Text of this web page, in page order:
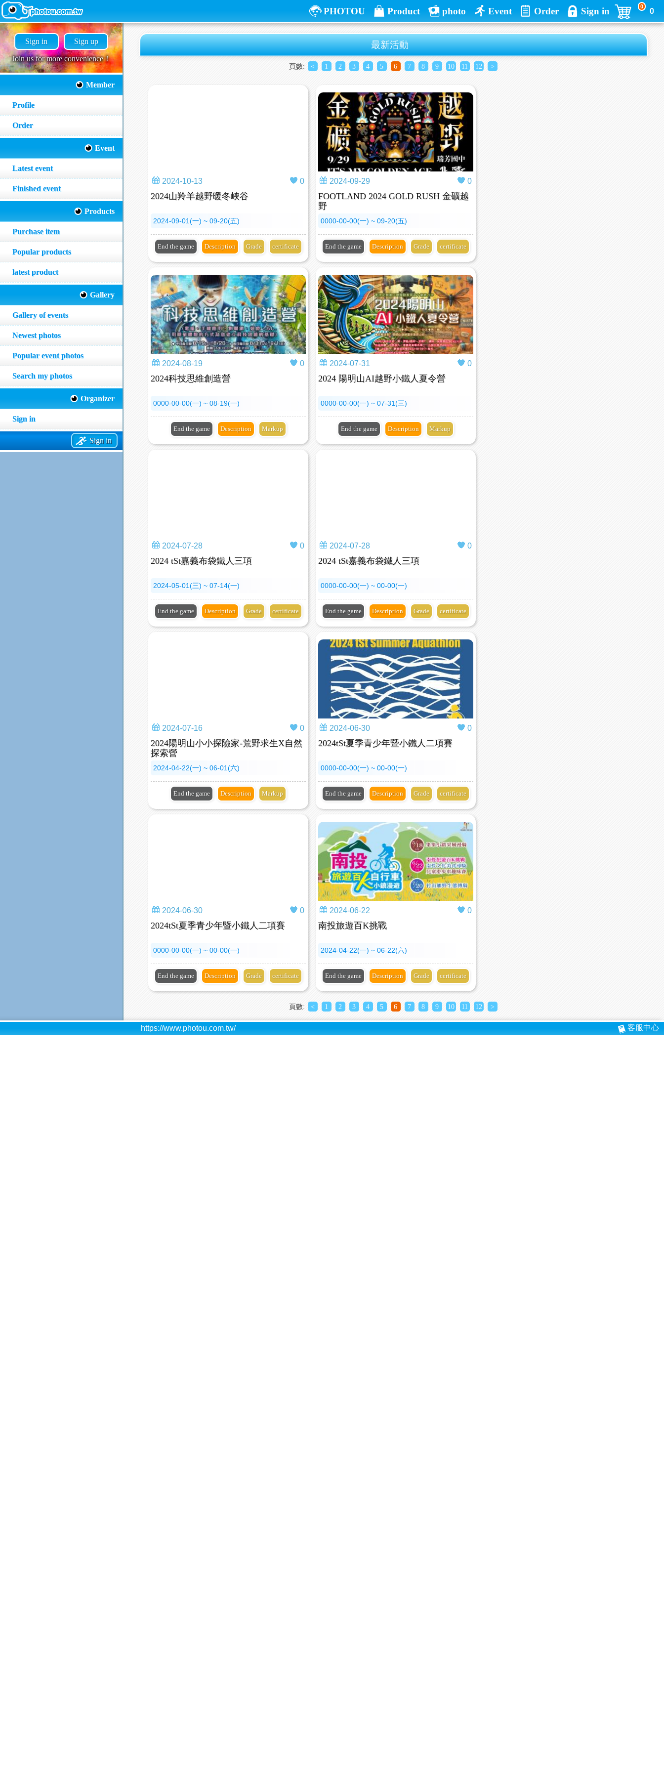
PHOTOU Product photo Event Order Sign in 0
0
Sign in Sign up
Join us for more convenience！
Member
Profile
Order
Event
Latest event
Finished event
Products
Purchase item
Popular products
latest product
Gallery
Gallery of events
Newest photos
Popular event photos
Search my photos
Organizer
Sign in
Sign in
最新活動
頁數: < 1 2 3 4 5 6 7 8 9 10 11 12 >
2024-10-13 0
2024山羚羊越野暖冬峽谷
2024-09-01(一) ~ 09-20(五)
End the game Description Grade certificate
2024-09-29 0
FOOTLAND 2024 GOLD RUSH 金礦越
野
0000-00-00(一) ~ 09-20(五)
End the game Description Grade certificate
2024-08-19 0
2024科技思維創造營
0000-00-00(一) ~ 08-19(一)
End the game Description Markup
2024-07-31 0
2024 陽明山AI越野小鐵人夏令營
0000-00-00(一) ~ 07-31(三)
End the game Description Markup
2024-07-28 0
2024 tSt嘉義布袋鐵人三項
2024-05-01(三) ~ 07-14(一)
End the game Description Grade certificate
2024-07-28 0
2024 tSt嘉義布袋鐵人三項
0000-00-00(一) ~ 00-00(一)
End the game Description Grade certificate
2024-07-16 0
2024陽明山小小探險家-荒野求生X自然
探索營
2024-04-22(一) ~ 06-01(六)
End the game Description Markup
2024-06-30 0
2024tSt夏季青少年暨小鐵人二項賽
0000-00-00(一) ~ 00-00(一)
End the game Description Grade certificate
2024-06-30 0
2024tSt夏季青少年暨小鐵人二項賽
0000-00-00(一) ~ 00-00(一)
End the game Description Grade certificate
2024-06-22 0
南投旅遊百K挑戰
2024-04-22(一) ~ 06-22(六)
End the game Description Grade certificate
頁數: < 1 2 3 4 5 6 7 8 9 10 11 12 >
https://www.photou.com.tw/ 客服中心